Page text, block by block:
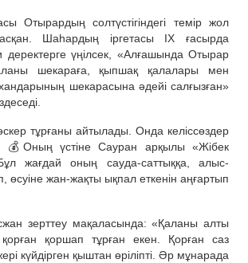
Отырардың солтүстігіндегі темір жол
Шаһардың іргетасы ІХ ғасырда
деректерге үңілсек, «Алғашында Отырар
шекараға, қыпшақ қалалары мен
шекарасына әдейі салғызған»
тұрғаны айтылады. Онда келіссөздер
💰Оның үстіне Сауран арқылы «Жібек
жағдай оның сауда-саттыққа, алыс-
өсуіне жан-жақты ықпал еткенін аңғартып
зерттеу мақаласында: «Қаланы алты
қоршап тұрған екен. Қорған саз
күйдірген қыштан өріліпті. Әр мұнарада